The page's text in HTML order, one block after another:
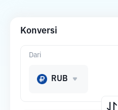
Konversi
Dari
RUB